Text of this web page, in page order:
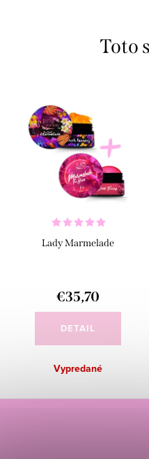
Toto
Lady Marmelade
€35,70
DETAIL
Vypredané